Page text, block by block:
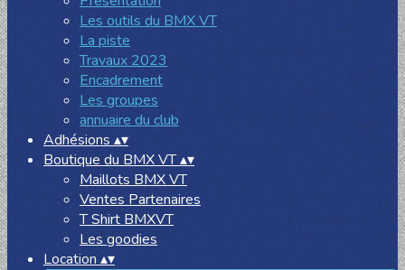
Les outils du BMX VT
La piste
Travaux 2023
Encadrement
Les groupes
annuaire du club
Adhésions▴▾
Boutique du BMX VT▴▾
Maillots BMX VT
Ventes Partenaires
T Shirt BMXVT
Les goodies
Location▴▾